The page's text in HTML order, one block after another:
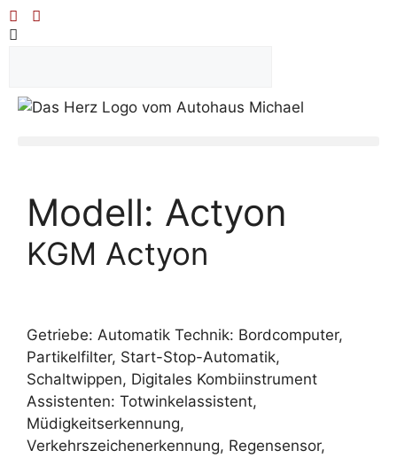
Modell: Actyon
KGM Actyon
Getriebe: Automatik Technik: Bordcomputer,
Partikelfilter, Start-Stop-Automatik,
Schaltwippen, Digitales Kombiinstrument
Assistenten: Totwinkelassistent,
Müdigkeitserkennung,
Verkehrszeichenerkennung, Regensensor,